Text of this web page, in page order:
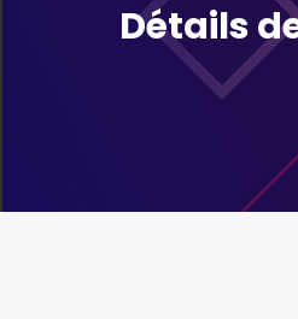
Détails